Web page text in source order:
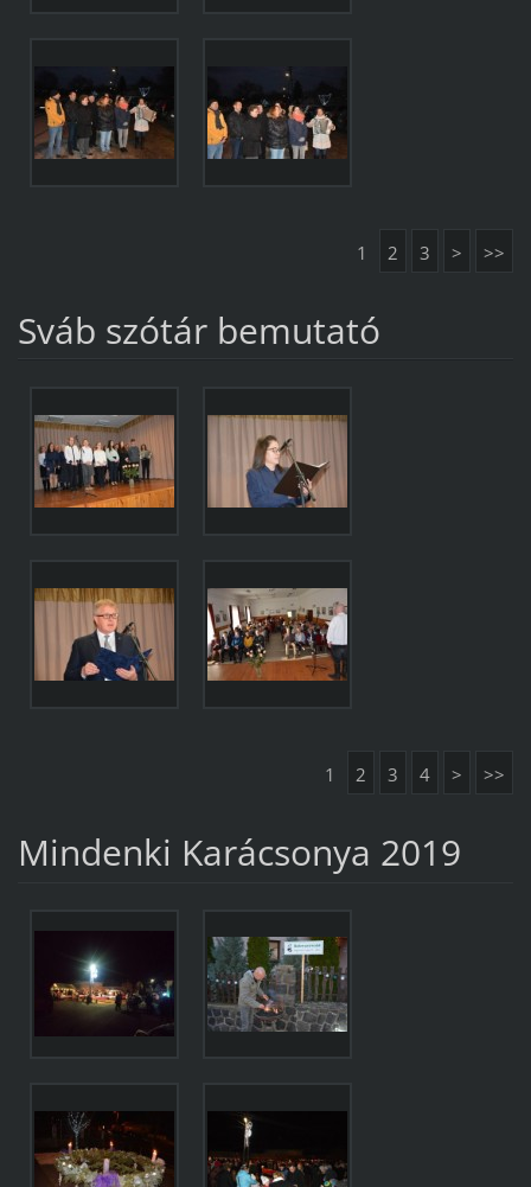
1 2 3 > >>
Sváb szótár bemutató
1 2 3 4 > >>
Mindenki Karácsonya 2019